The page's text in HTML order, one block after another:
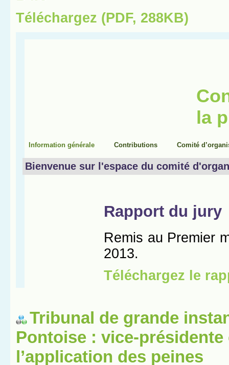
Téléchargez (PDF, 288KB)
Tribunal de grande
Pontoise : vice-présidente
l’application des peines